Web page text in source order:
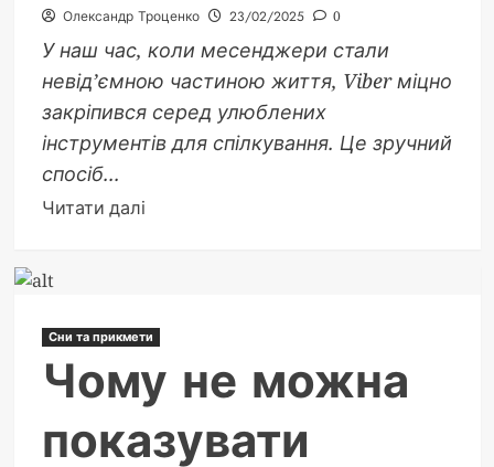
Олександр Троценко 23/02/2025 0
У наш час, коли месенджери стали
невід’ємною частиною життя, Viber міцно
закріпився серед улюблених
інструментів для спілкування. Це зручний
спосіб...
Читати даліДокладніше
запускається
на
комп’ютері:
детальний
розбір
Сни та прикмети
Чому не можна
показувати